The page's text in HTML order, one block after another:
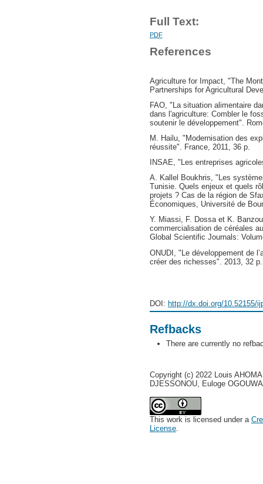
Full Text:
PDF
References
Agriculture for Impact, "The
Partnerships for Agricultural
FAO, "La situation alimentaire
dans l'agriculture: Combler le
soutenir le développement".
M. Hailu, "Modernisation des
réussite". France, 2011, 36 p.
INSAE, "Les entreprises
A. Kallel Boukhris, "Les
Tunisie. Quels enjeux et quels
projets ? Cas de la région de
Économiques, Université de
Y. Miassi, F. Dossa et K.
commercialisation de céréales
Global Scientific Journals:
ONUDI, "Le développement de
créer des richesses". 2013, 32 p.
DOI: http://dx.doi.org/10.52155/
Refbacks
There are currently no
Copyright (c) 2022 Louis
DJESSONOU, Euloge
This work is licensed under a
License.